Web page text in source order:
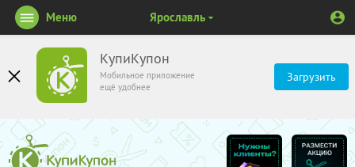
КупиКупон
Мобильное приложение
ещё удобнее
Загрузить
Меню Ярославль